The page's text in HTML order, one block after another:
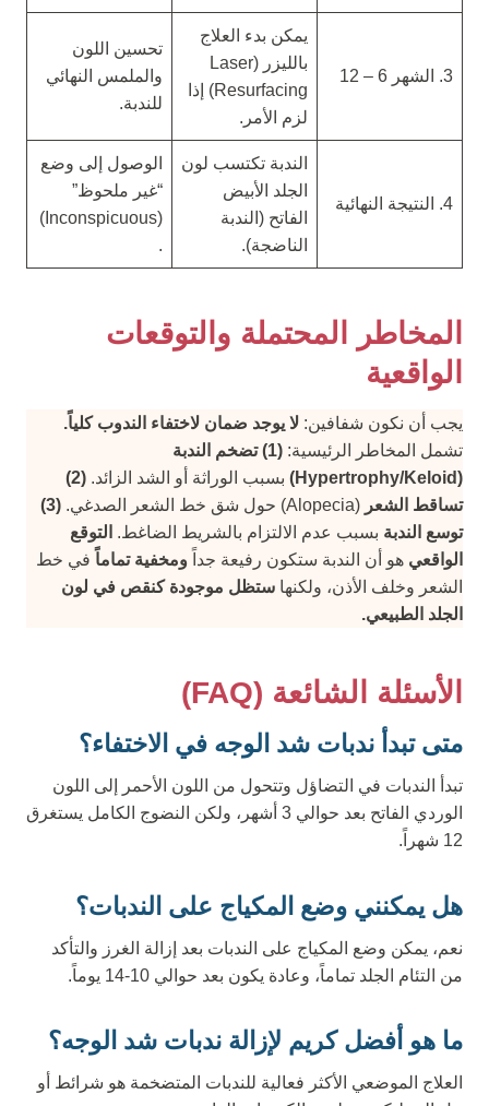
3. الشهر 6 – 12
يمكن بدء العلاج
بالليزر (Laser
Resurfacing) إذا
لزم الأمر.
تحسين اللون
والملمس النهائي
للندبة.
4. النتيجة النهائية
الندبة تكتسب لون
الجلد الأبيض
الفاتح (الندبة
الناضجة).
الوصول إلى وضع
“غير ملحوظ”
(Inconspicuous)
.
المخاطر المحتملة والتوقعات
الواقعية
يجب أن نكون شفافين: لا يوجد ضمان لاختفاء الندوب كلياً.
تشمل المخاطر الرئيسية:
(1) تضخم الندبة
(Hypertrophy/Keloid)
بسبب الوراثة أو الشد الزائد.
(2)
تساقط الشعر (Alopecia) حول شق خط الشعر الصدغي.
(3)
توسع الندبة بسبب عدم الالتزام بالشريط الضاغط. التوقع
الواقعي هو أن الندبة ستكون رفيعة جداً ومخفية تماماً في خط
الشعر وخلف الأذن، ولكنها ستظل موجودة كنقص في لون
الجلد الطبيعي.
الأسئلة الشائعة (FAQ)
متى تبدأ ندبات شد الوجه في الاختفاء؟
تبدأ الندبات في التضاؤل وتتحول من اللون الأحمر إلى اللون
الوردي الفاتح بعد حوالي 3 أشهر، ولكن النضوج الكامل يستغرق
12 شهراً.
هل يمكنني وضع المكياج على الندبات؟
نعم، يمكن وضع المكياج على الندبات بعد إزالة الغرز والتأكد
من التئام الجلد تماماً، وعادة يكون بعد حوالي 10-14 يوماً.
ما هو أفضل كريم لإزالة ندبات شد الوجه؟
العلاج الموضعي الأكثر فعالية للندبات المتضخمة هو شرائط أو